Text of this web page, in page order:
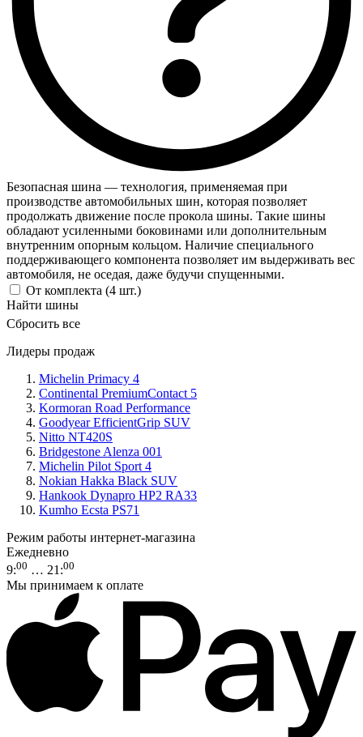
Безопасная шина — технология, применяемая при
производстве автомобильных шин, которая позволяет
продолжать движение после прокола шины. Такие шины
обладают усиленными боковинами или дополнительным
внутренним опорным кольцом. Наличие специального
поддерживающего компонента позволяет им выдерживать вес
автомобиля, не оседая, даже будучи спущенными.
От комплекта (4 шт.)
Найти шины
Cбросить все
Лидеры продаж
Michelin Primacy 4
Continental PremiumContact 5
Kormoran Road Performance
Goodyear EfficientGrip SUV
Nitto NT420S
Bridgestone Alenza 001
Michelin Pilot Sport 4
Nokian Hakka Black SUV
Hankook Dynapro HP2 RA33
Kumho Ecsta PS71
Режим работы интернет-магазина
Ежедневно
9:00 … 21:00
Мы принимаем к оплате